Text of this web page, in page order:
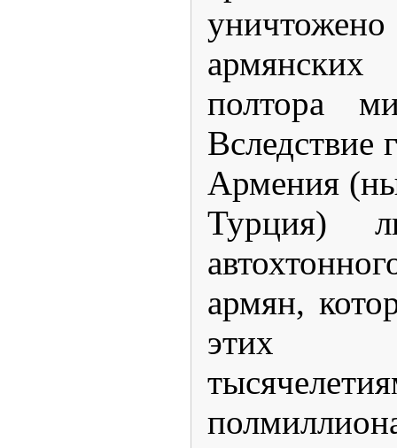
полтора
Вследствие
Армения
Турция)
армян,
этих